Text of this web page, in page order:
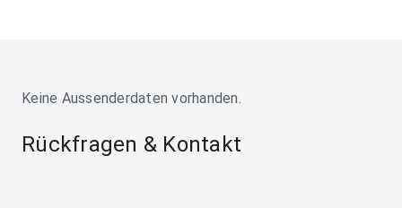
Keine Aussenderdaten vorhanden.
Rückfragen & Kontakt